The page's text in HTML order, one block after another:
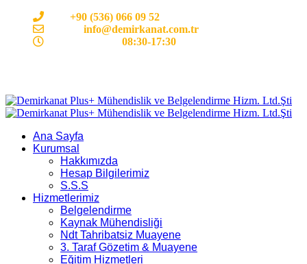
+90 (536) 066 09 52
info@demirkanat.com.tr
08:30-17:30
Ana Sayfa
Kurumsal
Hakkımızda
Hesap Bilgilerimiz
S.S.S
Hizmetlerimiz
Belgelendirme
Kaynak Mühendisliği
Ndt Tahribatsiz Muayene
3. Taraf Gözetim & Muayene
Eğitim Hizmetleri